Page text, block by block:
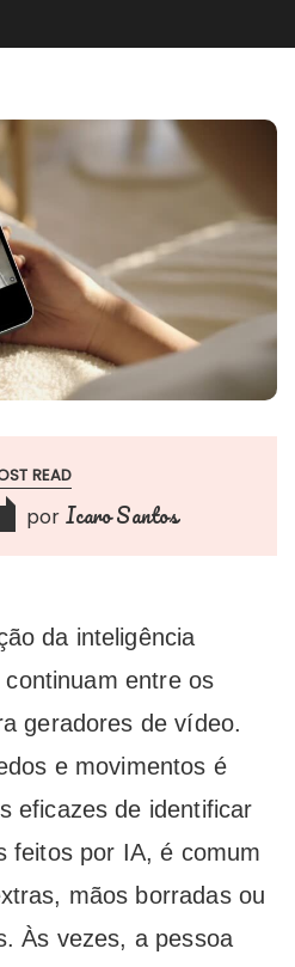
READ
por Icaro Santos
da inteligência
entre os
geradores de vídeo.
e movimentos é
eficazes de identificar
feitos por IA, é comum
mãos borradas ou
Às vezes, a pessoa